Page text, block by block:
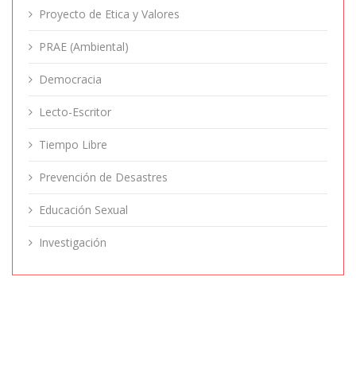
Proyecto de Etica y Valores
PRAE (Ambiental)
Democracia
Lecto-Escritor
Tiempo Libre
Prevención de Desastres
Educación Sexual
Investigación